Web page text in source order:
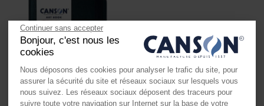
Continuer sans accepter
Bonjour, c'est nous les
cookies
Nous déposons des cookies pour analyser le trafic du site, pour
assurer la sécurité du site et réseaux sociaux sur lesquels vous
nous suivez. Les réseaux sociaux déposent des traceurs pour
suivre toute votre navigation sur Internet sur la base de votre